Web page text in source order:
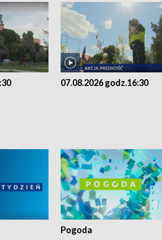
07.08.2026 godz.16:30
Pogoda